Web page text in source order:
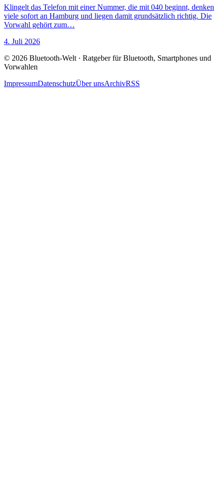
Klingelt das Telefon mit einer Nummer, die mit 040 beginnt, denken
viele sofort an Hamburg und liegen damit grundsätzlich richtig. Die
Vorwahl gehört zum…
4. Juli 2026
© 2026 Bluetooth-Welt · Ratgeber für Bluetooth, Smartphones und
Vorwahlen
ImpressumDatenschutzÜber unsArchivRSS